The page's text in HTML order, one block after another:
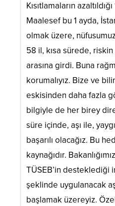
Kısıtlamaların
Maalesef bu 1 ayda,
olmak üzere,
58 il, kısa sürede,
arasına girdi. Buna
korumalıyız. Bize ve
eskisinden daha fazla
bilgiyle de her birey
süre içinde, aşı ile,
başarılı olacağız. Bu
kaynağıdır.
TÜSEB’in desteklediği
şeklinde uygulanacak
başlamak üzereyiz.